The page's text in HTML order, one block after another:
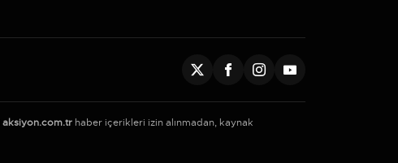
aksiyon.com.tr haber içerikleri izin alınmadan, kaynak